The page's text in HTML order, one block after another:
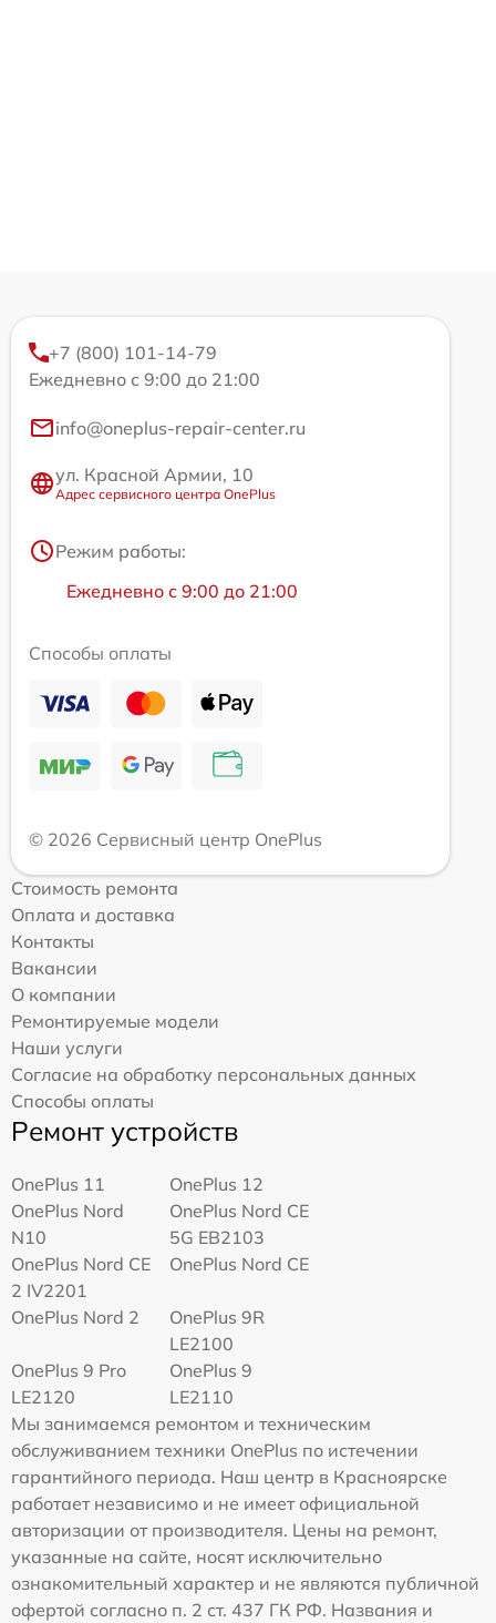
+7 (800) 101-14-79
Ежедневно с 9:00 до 21:00
info@oneplus-repair-center.ru
ул. Красной Армии, 10
Адрес сервисного центра OnePlus
Режим работы:
Ежедневно с 9:00 до 21:00
Способы оплаты
© 2026 Сервисный центр OnePlus
Стоимость ремонта
Оплата и доставка
Контакты
Вакансии
О компании
Ремонтируемые модели
Наши услуги
Согласие на обработку персональных данных
Способы оплаты
Ремонт устройств
OnePlus 11
OnePlus 12
OnePlus Nord
N10
OnePlus Nord CE
5G EB2103
OnePlus Nord CE
2 IV2201
OnePlus Nord CE
OnePlus Nord 2
OnePlus 9R
LE2100
OnePlus 9 Pro
LE2120
OnePlus 9
LE2110
Мы занимаемся ремонтом и техническим
обслуживанием техники OnePlus по истечении
гарантийного периода. Наш центр в Красноярске
работает независимо и не имеет официальной
авторизации от производителя. Цены на ремонт,
указанные на сайте, носят исключительно
ознакомительный характер и не являются публичной
офертой согласно п. 2 ст. 437 ГК РФ. Названия и